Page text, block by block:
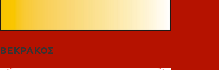
ΒΕΚΡΑΚΟΣ